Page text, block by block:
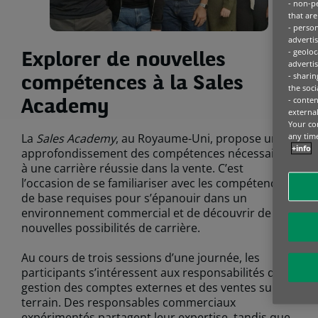
Explorer de nouvelles
compétences à la Sales
Academy
La Sales Academy, au Royaume-Uni, propose un
approfondissement des compétences nécessaires
à une carrière réussie dans la vente. C’est
l’occasion de se familiariser avec les compétences
de base requises pour s’épanouir dans un
environnement commercial et de découvrir de
nouvelles possibilités de carrière.
Au cours de trois sessions d’une journée, les
participants s’intéressent aux responsabilités de la
gestion des comptes externes et des ventes sur le
terrain. Des responsables commerciaux
- non-
that
-
-
-
the
-
Your
any
+info